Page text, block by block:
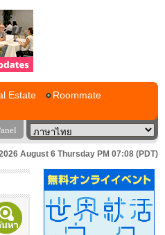
Estate
Roommate
August 6 Thursday PM 07:08 (PDT)